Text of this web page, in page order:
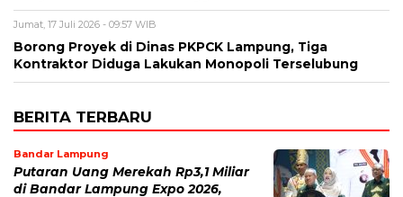
Jumat, 17 Juli 2026 - 09:57 WIB
Borong Proyek di Dinas PKPCK Lampung, Tiga
Kontraktor Diduga Lakukan Monopoli Terselubung
BERITA TERBARU
Bandar Lampung
Putaran Uang Merekah Rp3,1 Miliar
di Bandar Lampung Expo 2026,